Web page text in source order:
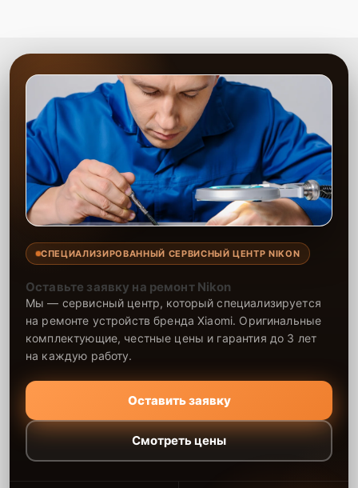
СПЕЦИАЛИЗИРОВАННЫЙ СЕРВИСНЫЙ ЦЕНТР NIKON
Оставьте заявку на ремонт Nikon
Мы — сервисный центр, который специализируется
на ремонте устройств бренда Xiaomi. Оригинальные
комплектующие, честные цены и гарантия до 3 лет
на каждую работу.
Оставить заявку
Смотреть цены